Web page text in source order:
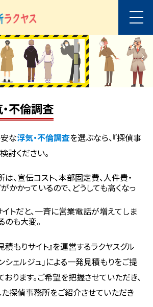
不倫調査
な浮気・不倫調査を選ぶなら、『探偵事
討ください。
、宣伝コスト、本部固定費、人件費・
かかっているので、どうしても高くなっ
トだと、一斉に営業電話が増えてしま
のも大変。
もりサイト』を運営するラクヤスグル
シェルジュ」による一発見積もりをご提
ります。ご希望を把握させていただき、
た探偵事務所をご紹介させていただき